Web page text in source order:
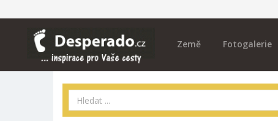
Země Fotogalerie